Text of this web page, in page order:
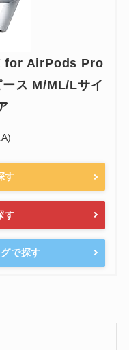
for AirPods Pro
ス M/ML/Lサイ
す
す
で探す